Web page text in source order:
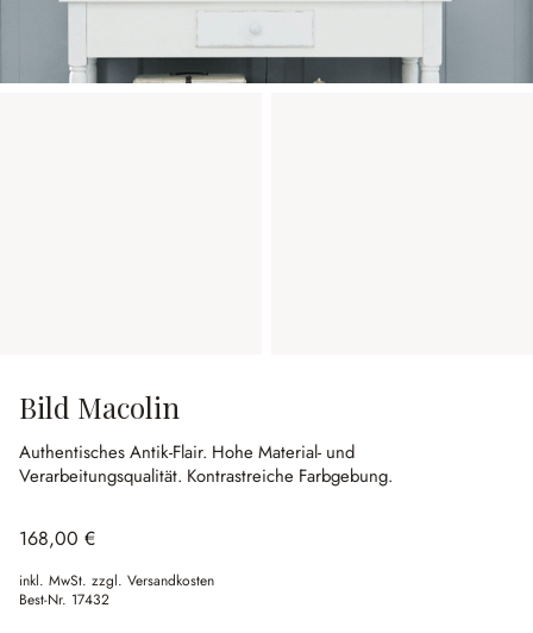
Bild Macolin
Authentisches Antik-Flair. Hohe Material- und
Verarbeitungsqualität. Kontrastreiche Farbgebung.
168,00 €
inkl. MwSt. zzgl. Versandkosten
Best-Nr. 17432